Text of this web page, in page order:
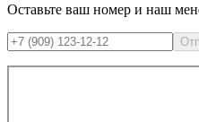
Оставьте ваш номер и наш